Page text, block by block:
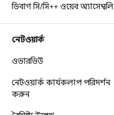
ডিবাগ সি/সি++ ওয়েব অ্যাসেম্বলি
নেটওয়ার্ক
ওভারভিউ
নেটওয়ার্ক কার্যকলাপ পরিদর্শন
করুন